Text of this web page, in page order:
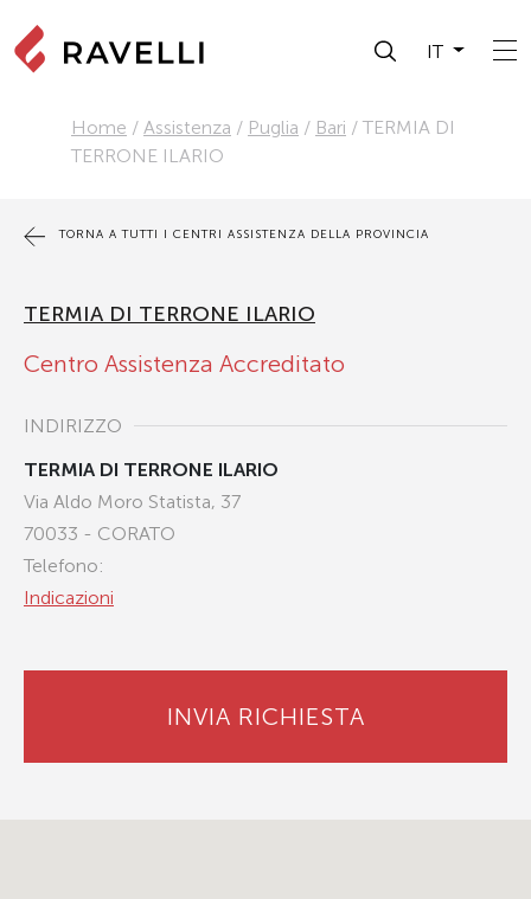
IT
Home / Assistenza / Puglia / Bari / TERMIA DI
TERRONE ILARIO
TORNA A TUTTI I CENTRI ASSISTENZA DELLA PROVINCIA
TERMIA DI TERRONE ILARIO
Centro Assistenza Accreditato
INDIRIZZO
TERMIA DI TERRONE ILARIO
Via Aldo Moro Statista, 37
70033 - CORATO
Telefono:
Indicazioni
INVIA RICHIESTA